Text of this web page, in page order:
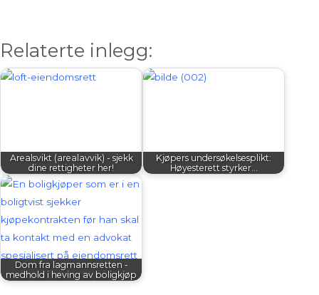
Relaterte inlegg:
Arealsvikt (arealavvik) - sjekk
dine rettigheter her!
Kjøpers undersøkelsesplikt:
Høyesterett styrker…
Dom fra lagmannsretten -
medhold i heving av boligkjøp